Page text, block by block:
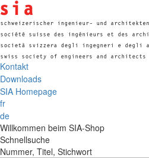
Kontakt
Downloads
SIA Homepage
fr
de
Willkommen beim SIA-Shop
Schnellsuche
Nummer, Titel, Stichwort